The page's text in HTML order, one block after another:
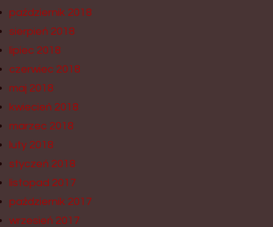
październik 2018
sierpień 2018
lipiec 2018
czerwiec 2018
maj 2018
kwiecień 2018
marzec 2018
luty 2018
styczeń 2018
listopad 2017
październik 2017
wrzesień 2017